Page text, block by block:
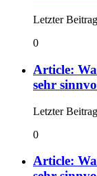
Letzter
0
Article:
sehr
Letzter
0
Article: